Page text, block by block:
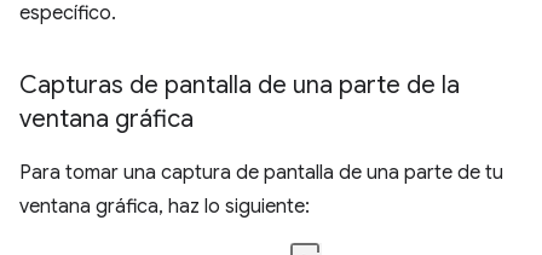
específico.
Capturas de pantalla de una parte de la
ventana gráfica
Para tomar una captura de pantalla de una parte de tu
ventana gráfica, haz lo siguiente: